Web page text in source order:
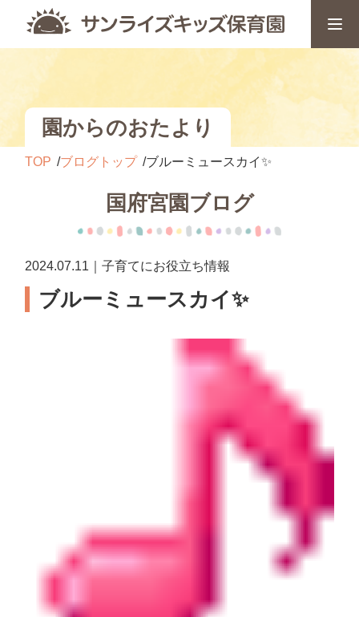
園からのおたより
TOP ブログトップ ブルーミュースカイ✨
国府宮園ブログ
2024.07.11｜子育てにお役立ち情報
ブルーミュースカイ✨